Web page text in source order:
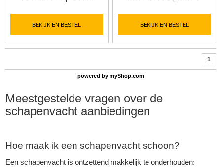
BEKIJK EN BESTEL BEKIJK EN BESTEL
1
powered by myShop.com
Meestgestelde vragen over de
schapenvacht aanbiedingen
Hoe maak ik een schapenvacht schoon?
Een schapenvacht is ontzettend makkelijk te onderhouden: